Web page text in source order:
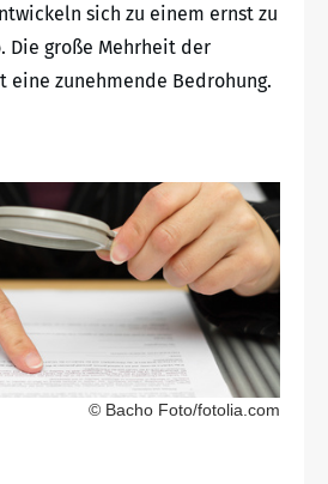
sich zu einem ernst zu
Die große Mehrheit der
eine zunehmende Bedrohung.
© Bacho Foto/fotolia.com